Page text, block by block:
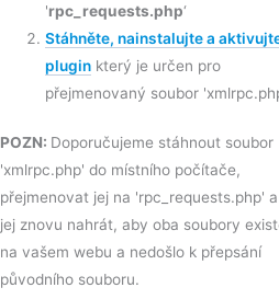
'rpc_requests.php‘
Stáhněte, nainstalujte a
plugin který je určen pro
přejmenovaný soubor
POZN: Doporučujeme stáhnout soubor
'xmlrpc.php' do místního počítače,
přejmenovat jej na 'rpc_requests.php'
jej znovu nahrát, aby oba soubory
na vašem webu a nedošlo k přepsání
původního souboru.